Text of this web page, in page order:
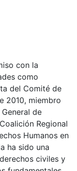
con la
como
del Comité de
2010, miembro
de
Regional
Humanos en
ha sido una
civiles y